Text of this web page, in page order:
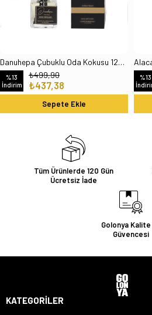
Danuhepa Çubuklu Oda Kokusu 120 Ml
%13
İndirim
₺437,38
₺499,90
Sepete Ekle
%13
Tüm Ürünlerde 120 Gün
Ücretsiz İade
Golonya
Güvencesi
KATEGORİLER